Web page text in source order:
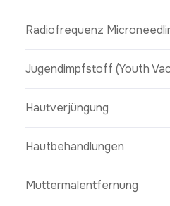
Radiofrequenz
Jugendimpfstoff (Youth
Hautverjüngung
Hautbehandlungen
Muttermalentfernung